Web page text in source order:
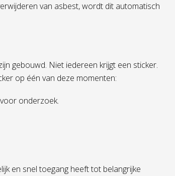
van asbest, wordt dit automatisch
gebouwd. Niet iedereen krijgt een sticker.
op één van deze momenten:
onderzoek.
en snel toegang heeft tot belangrijke